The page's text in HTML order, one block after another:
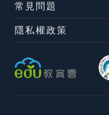
常見問題
隱私權政策